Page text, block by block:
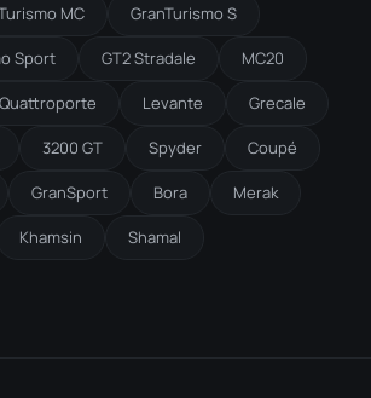
MC GranTurismo S
Sport GT2 Stradale MC20
Quattroporte Levante Grecale
3200 GT Spyder Coupé
GranSport Bora Merak
Khamsin Shamal